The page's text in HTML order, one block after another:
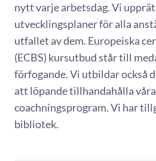
nytt varje arbetsdag. Vi
utvecklingsplaner för alla
utfallet av dem. Europeiska
(ECBS) kursutbud står till
förfogande. Vi utbildar också
att löpande tillhandahålla
coachningsprogram. Vi har
bibliotek.